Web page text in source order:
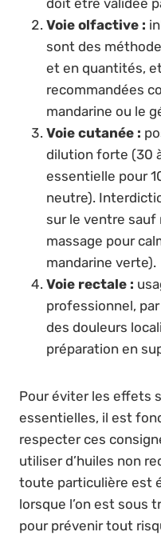
doit être validée
Voie olfactive :
sont des
et en quantités,
recommandées
mandarine ou le
Voie cutanée :
dilution forte (30
essentielle pour
neutre).
sur le ventre sauf
massage pour
mandarine verte).
Voie rectale :
professionnel,
des douleurs
préparation en
Pour éviter les effets
essentielles, il est
respecter ces
utiliser d’huiles non
toute particulière est
lorsque l’on est sous
pour prévenir tout